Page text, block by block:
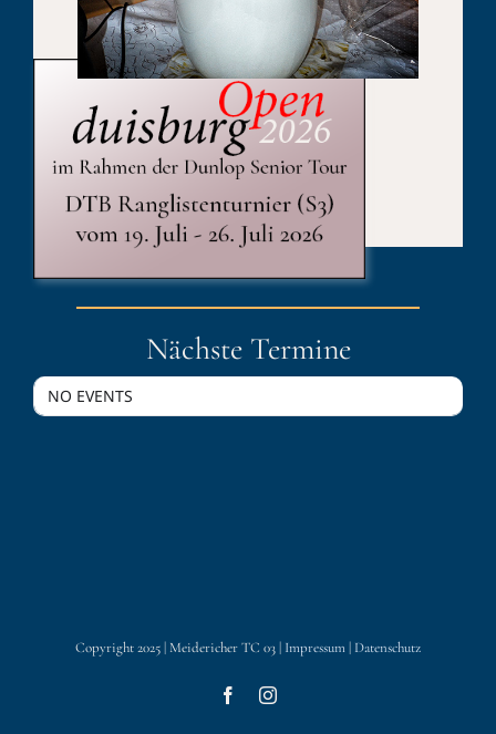
Published On: 30. September 2013
Kategorien:Verein
Nächste Termine
NO EVENTS
Copyright 2025 | Meidericher TC 03 | Impressum | Datenschutz
FacebookInstagram